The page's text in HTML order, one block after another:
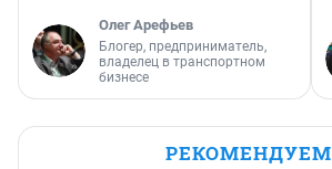
Олег Арефьев
Блогер, предприниматель,
владелец в транспортном
бизнесе
РЕКОМЕНДУЕМ